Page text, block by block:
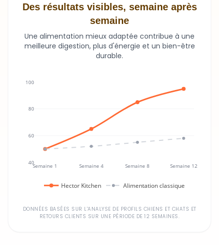
Des résultats visibles, semaine après
semaine
Une alimentation mieux adaptée contribue à une
meilleure digestion, plus d'énergie et un bien-être
durable.
Semaine 1 Semaine 4 Semaine 8 Semaine 12
40
60
80
100
Hector Kitchen Alimentation classique
DONNÉES BASÉES SUR L'ANALYSE DE PROFILS CHIENS ET CHATS ET
RETOURS CLIENTS SUR UNE PÉRIODE DE 12 SEMAINES.